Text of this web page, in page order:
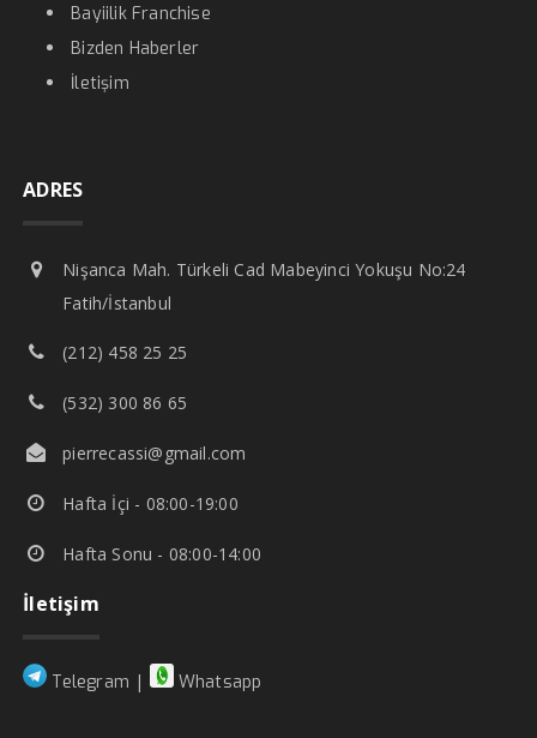
Bayiilik Franchise
Bizden Haberler
İletişim
ADRES
Nişanca Mah. Türkeli Cad Mabeyinci Yokuşu No:24
Fatih/İstanbul
(212) 458 25 25
(532) 300 86 65
pierrecassi@gmail.com
Hafta İçi - 08:00-19:00
Hafta Sonu - 08:00-14:00
İletişim
Telegram | Whatsapp